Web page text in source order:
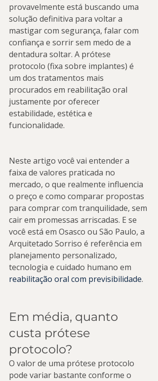
provavelmente está buscando uma
solução definitiva para voltar a
mastigar com segurança, falar com
confiança e sorrir sem medo de a
dentadura soltar. A prótese
protocolo (fixa sobre implantes) é
um dos tratamentos mais
procurados em reabilitação oral
justamente por oferecer
estabilidade, estética e
funcionalidade.
Neste artigo você vai entender a
faixa de valores praticada no
mercado, o que realmente influencia
o preço e como comparar propostas
para comprar com tranquilidade, sem
cair em promessas arriscadas. E se
você está em Osasco ou São Paulo, a
Arquitetado Sorriso é referência em
planejamento personalizado,
tecnologia e cuidado humano em
reabilitação oral com previsibilidade.
Em média, quanto
custa prótese
protocolo?
O valor de uma prótese protocolo
pode variar bastante conforme o